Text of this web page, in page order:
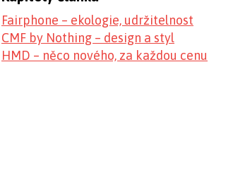
Fairphone – ekologie, udržitelnost
CMF by Nothing – design a styl
HMD – něco nového, za každou cenu